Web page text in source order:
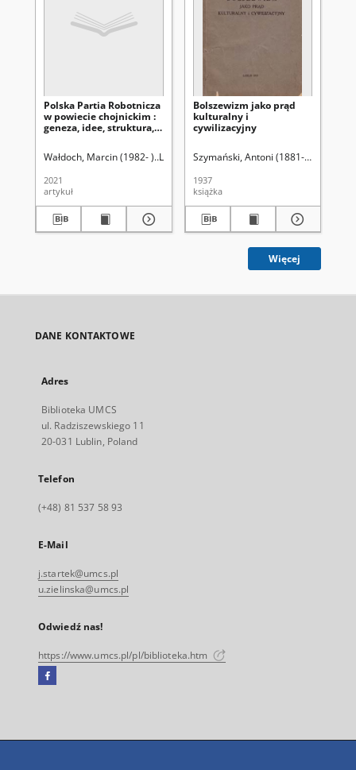
Polska Partia Robotnicza
w powiecie chojnickim :
geneza, idee, struktura,
Wałdoch, Marcin (1982- ) Latawiec, Krzysztof. Red. Uniwersytet Marii
2021
artykuł
Bolszewizm jako prąd
kulturalny i
cywilizacyjny
Szymański, Antoni (1881-1942)
1937
książka
Więcej
DANE KONTAKTOWE
Adres
Biblioteka UMCS
ul. Radziszewskiego 11
20-031 Lublin, Poland
Telefon
(+48) 81 537 58 93
E-Mail
j.startek@umcs.pl
u.zielinska@umcs.pl
Odwiedź nas!
https://www.umcs.pl/pl/biblioteka.htm
Facebook
się